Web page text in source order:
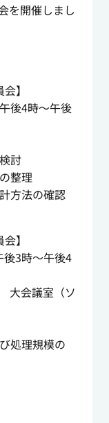
を開催しまし
】
後4時～午後
討
整理
法の確認
】
3時～午後4
大会議室（ソ
理規模の